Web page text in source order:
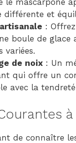
le mascarpone
différente et
:
boule de glace
variées.
de noix : Un
qui offre un
avec la
de connaître